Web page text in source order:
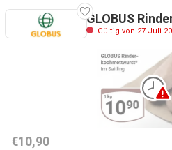
GLOBUS
Gültig von 27 Juli
€10,90